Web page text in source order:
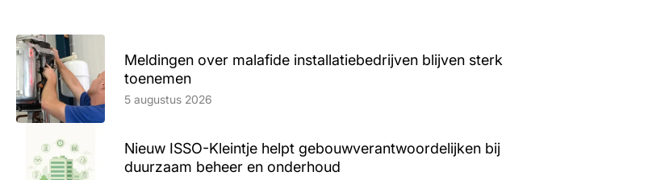
Meldingen over malafide installatiebedrijven blijven sterk
toenemen
Lees artikel
5 augustus 2026
Nieuw ISSO-Kleintje helpt gebouwverantwoordelijken bij
duurzaam beheer en onderhoud
Lees artikel